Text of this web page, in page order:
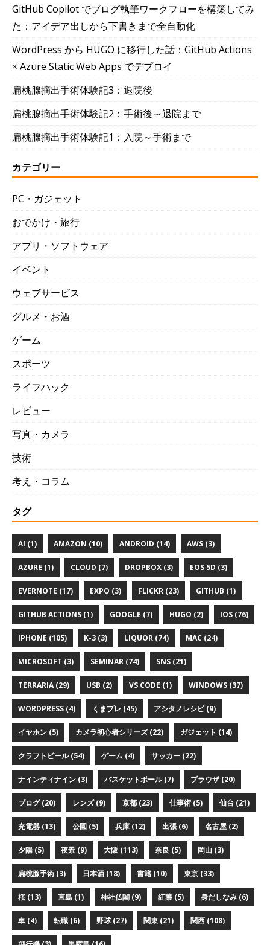
GitHub Copilot でブログ執筆ワークフローを構築してみ
た：アイデア出しから下書きまで全自動化
WordPress から HUGO に移行した話：GitHub Actions
× Azure Static Web Apps でデプロイ
扁桃腺摘出手術体験記3：退院後
扁桃腺摘出手術体験記2：手術後～退院まで
扁桃腺摘出手術体験記1：入院～手術まで
カテゴリー
PC・ガジェット
おでかけ・旅行
アプリ・ソフトウェア
イベント
ウェブサービス
グルメ・お酒
ゲーム
スポーツ
ライフハック
レビュー
写真・カメラ
技術
考え・コラム
タグ
AI (1) AMAZON (10) ANDROID (14) AWS (3)
AZURE (1) CLOUD (7) DROPBOX (3) EOS 5D (3)
EVERNOTE (17) EXPO (3) FLICKR (23) GITHUB (1)
GITHUB ACTIONS (1) GOOGLE (7) HUGO (2) IOS (76)
IPHONE (105) K-3 (3) LIQUOR (74) MAC (24)
MICROSOFT (3) SEMINAR (74) SNS (21)
TERRARIA (29) USB (2) VS CODE (1) WINDOWS (37)
WORDPRESS (4) くまプレ (45) アシタノレシピ (9)
イヤホン (5) カメラ初心者シリーズ (22) ガジェット (14)
クラフトビール (54) ゲーム (4) サッカー (22)
ナインティナイン (3) バスケットボール (7) ブラウザ (20)
ブログ (20) レンズ (9) 京都 (23) 仕事術 (5) 仙台 (21)
充電器 (13) 公園 (5) 兵庫 (12) 出張 (6) 名古屋 (2)
夕陽 (5) 夜景 (9) 大阪 (113) 奈良 (5) 岡山 (3)
扁桃腺手術 (3) 日本酒 (18) 書籍 (10) 東京 (33)
桜 (13) 直島 (1) 神社仏閣 (9) 紅葉 (5) 身だしなみ (6)
車 (4) 転職 (6) 野球 (27) 関東 (21) 関西 (108)